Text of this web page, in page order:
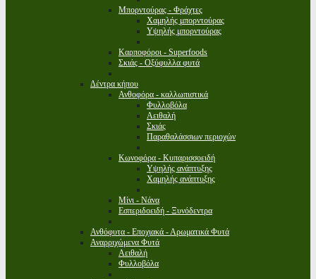
Μπορντούρας - Φράχτες
Χαμηλής μπορντούρας
Υψηλής μπορντούρας
Καρποφόροι - Superfoods
Σκιάς - Οξύφυλλα φυτά
Δέντρα κήπου
Ανθοφόρα - καλλωπιστικά
Φυλλοβόλα
Αειθαλή
Σκιάς
Παραθαλάσσιων περιοχών
Κωνοφόρα - Κυπαρισσοειδή
Υψηλής ανάπτυξης
Χαμηλής ανάπτυξης
Μίνι - Νάνα
Εσπεριδοειδή - Ξυνόδεντρα
Ανθόφυτα - Εποχιακά - Αρωματικά Φυτά
Αναρριχώμενα Φυτά
Αειθαλή
Φυλλοβόλα